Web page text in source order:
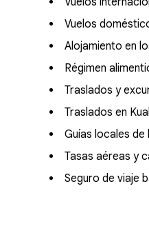
Vuelos
Alojamiento en
Régimen
Traslados y
Traslados en
Guías locales de
Tasas aéreas y
Seguro de viaje